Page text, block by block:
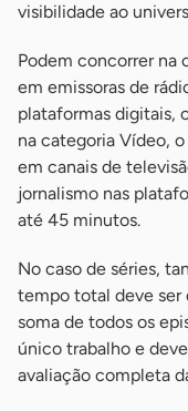
visibilidade ao
Podem concorrer na
em emissoras de
plataformas digitais,
na categoria Vídeo,
em canais de
jornalismo nas
até 45 minutos.
No caso de séries,
tempo total deve ser
soma de todos os
único trabalho e
avaliação completa